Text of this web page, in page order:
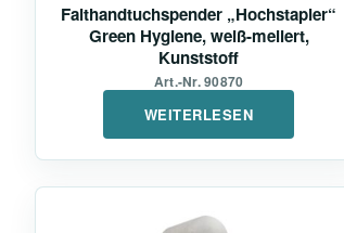
Falthandtuchspender „Hochstapler“
Green Hygiene, weiß-meliert,
Kunststoff
Art.-Nr. 90870
WEITERLESEN